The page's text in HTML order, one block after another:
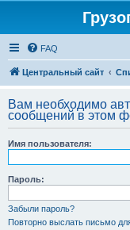
FAQ
Центральный сайт
Вам необходимо
сообщений в этом
Имя пользователя:
Пароль:
Забыли пароль?
Повторно выслать письмо